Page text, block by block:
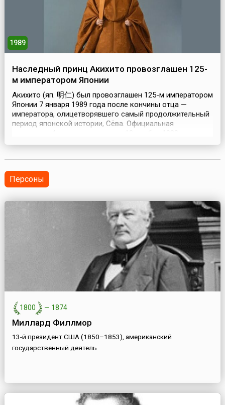
1989
Наследный принц Акихито провозглашен 125-
м императором Японии
Акихито (яп. 明仁) был провозглашен 125-м императором
Японии 7 января 1989 года после кончины отца —
императора, олицетворявшего самый продолжительный
период японской истории, Сёва. Официальная
присутствии представителей 158 стран и двух
наименование эры его пребывания на японском троне —
Хэйсэй, что официально...
Персоны
1800 — 1874
Миллард Филлмор
13-й президент США (1850–1853), американский
государственный деятель